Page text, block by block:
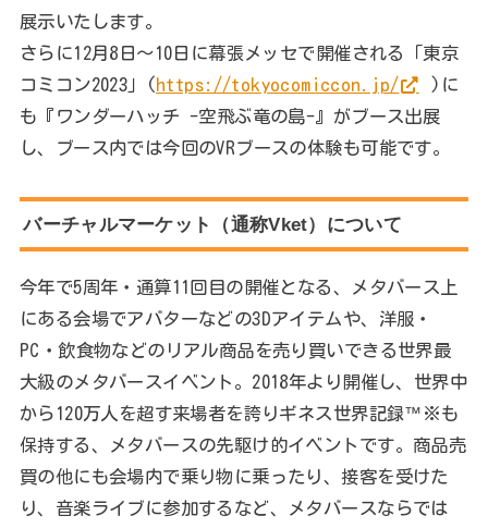
展示いたします。
さらに12月8日〜10日に幕張メッセで開催される「東京
コミコン2023」(https://tokyocomiccon.jp/
)に
も『ワンダーハッチ -空飛ぶ竜の島-』がブース出展
し、ブース内では今回のVRブースの体験も可能です。
バーチャルマーケット（通称Vket）について
今年で5周年・通算11回目の開催となる、メタバース上
にある会場でアバターなどの3Dアイテムや、洋服・
PC・飲食物などのリアル商品を売り買いできる世界最
大級のメタバースイベント。2018年より開催し、世界中
から120万人を超す来場者を誇りギネス世界記録™※も
保持する、メタバースの先駆け的イベントです。商品売
買の他にも会場内で乗り物に乗ったり、接客を受けた
り、音楽ライブに参加するなど、メタバースならでは